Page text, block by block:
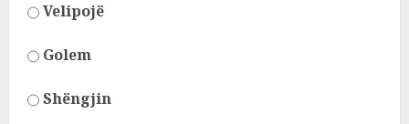
Velipojë
Golem
Shëngjin